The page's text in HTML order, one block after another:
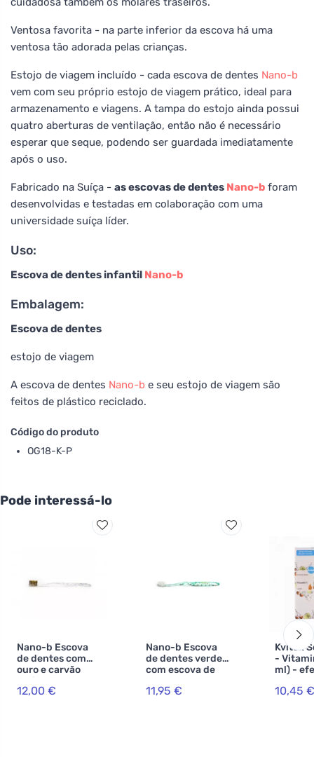
Ventosa favorita - na parte inferior da escova há uma
ventosa tão adorada pelas crianças.
Estojo de viagem incluído - cada escova de dentes Nano-b
vem com seu próprio estojo de viagem prático, ideal para
armazenamento e viagens. A tampa do estojo ainda possui
quatro aberturas de ventilação, então não é necessário
esperar que seque, podendo ser guardada imediatamente
após o uso.
Fabricado na Suíça - as escovas de dentes Nano-b foram
desenvolvidas e testadas em colaboração com uma
universidade suíça líder.
Uso:
Escova de dentes infantil Nano-b
Embalagem:
Escova de dentes
estojo de viagem
A escova de dentes Nano-b e seu estojo de viagem são
feitos de plástico reciclado.
Código do produto
OG18-K-P
Pode interessá-lo
Nano-b Escova
de dentes com
ouro e carvão
activado
translúcido -
12,00 €
Nano-b Escova
de dentes verde
com escova de
rosa - média
11,95 €
Kvitok
-
ml) -
10,45 €